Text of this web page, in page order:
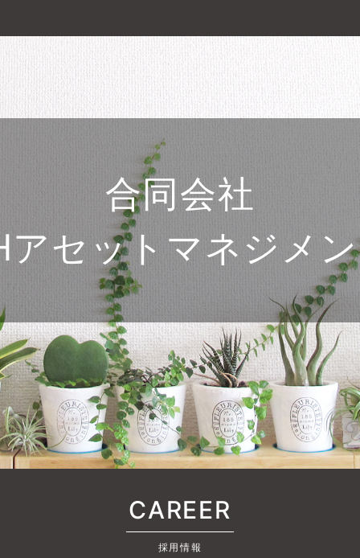
合同会社
アセットマネジメ
CAREER
採用情報